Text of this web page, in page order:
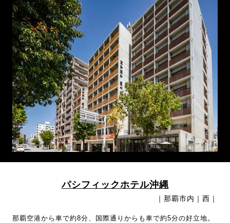
パシフィックホテル沖縄
｜那覇市内｜西｜
那覇空港から車で約8分、国際通りからも車で約5分の好立地。